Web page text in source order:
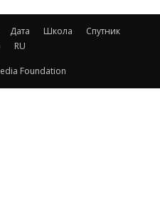
Дата Школа
Спутник
RU
Foundation